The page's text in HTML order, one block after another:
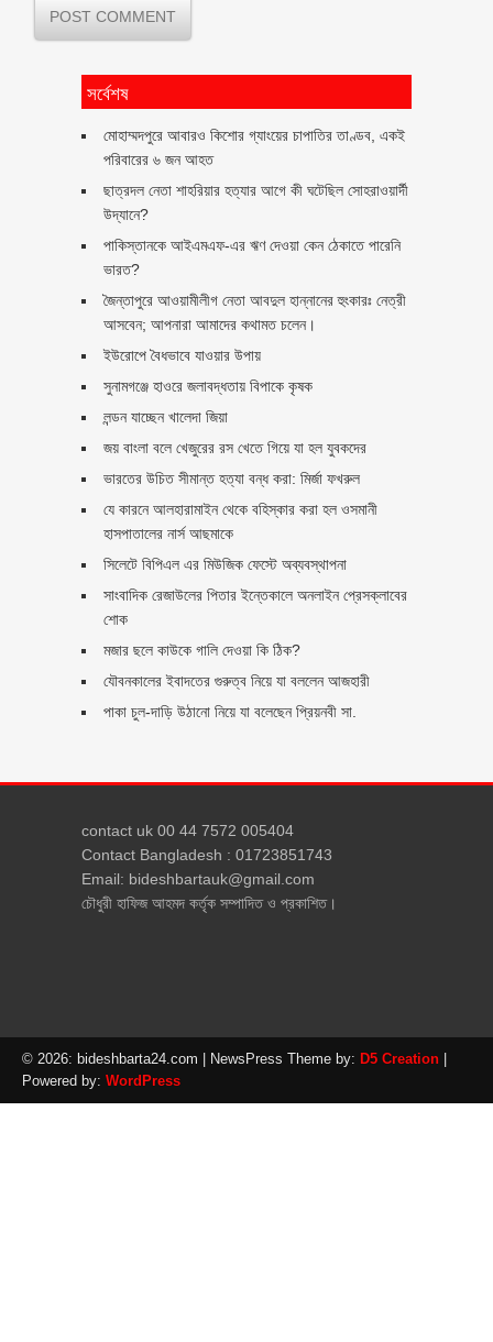
সর্বেশষ
মোহাম্মদপুরে আবারও কিশোর গ্যাংয়ের চাপাতির তাণ্ডব, একই
পরিবারের ৬ জন আহত
ছাত্রদল নেতা শাহরিয়ার হত্যার আগে কী ঘটেছিল সোহরাওয়ার্দী
উদ্যানে?
পাকিস্তানকে আইএমএফ-এর ঋণ দেওয়া কেন ঠেকাতে পারেনি
ভারত?
জৈন্তাপুরে আওয়ামীলীগ নেতা আবদুল হান্নানের হুংকারঃ নেত্রী
আসবেন; আপনারা আমাদের কথামত চলেন।
ইউরোপে বৈধভাবে যাওয়ার উপায়
সুনামগঞ্জে হাওরে জলাবদ্ধতায় বিপাকে কৃষক
লন্ডন যাচ্ছেন খালেদা জিয়া
জয় বাংলা বলে খেজুরের রস খেতে গিয়ে যা হল যুবকদের
ভারতের উচিত সীমান্ত হত্যা বন্ধ করা: মির্জা ফখরুল
যে কারনে আলহারামাইন থেকে বহিস্কার করা হল ওসমানী
হাসপাতালের নার্স আছমাকে
সিলেটে বিপিএল এর মিউজিক ফেস্টে অব্যবস্থাপনা
সাংবাদিক রেজাউলের পিতার ইন্তেকালে অনলাইন প্রেসক্লাবের
শোক
মজার ছলে কাউকে গালি দেওয়া কি ঠিক?
যৌবনকালের ইবাদতের গুরুত্ব নিয়ে যা বললেন আজহারী
পাকা চুল-দাড়ি উঠানো নিয়ে যা বলেছেন প্রিয়নবী সা.
contact uk 00 44 7572 005404
Contact Bangladesh : 01723851743
Email: bideshbartauk@gmail.com
চৌধুরী হাফিজ আহমদ কর্তৃক সম্পাদিত ও প্রকাশিত।
© 2026: bideshbarta24.com | NewsPress Theme by: D5 Creation
Powered by: WordPress